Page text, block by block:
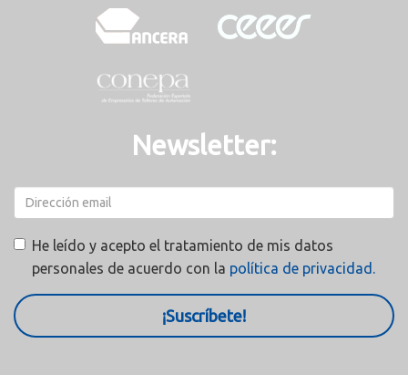
Newsletter:
He leído y acepto el tratamiento de mis datos
personales de acuerdo con la política de privacidad.
¡Suscríbete!